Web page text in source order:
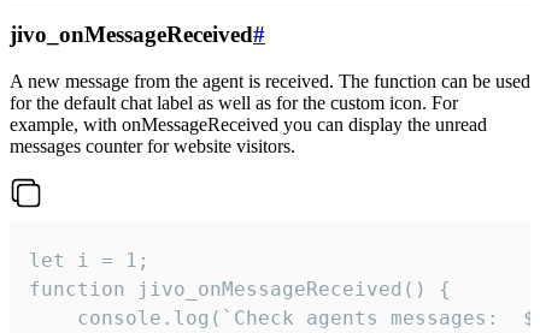
jivo_onMessageReceived#
A new message from the agent is received. The function can be used
for the default chat label as well as for the custom icon. For
example, with onMessageReceived you can display the unread
messages counter for website visitors.
let i = 1;
function jivo_onMessageReceived() {